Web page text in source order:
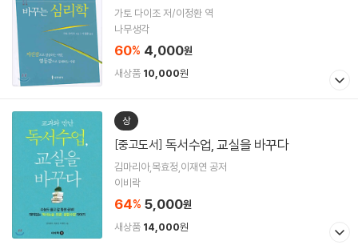
가토 다이조 저/이정환 역
나무생각
60% 4,000원
새상품 10,000원
상
[중고도서] 독서수업, 교실을 바꾸다
김마리아,목효정,이재연 공저
이비락
64% 5,000원
새상품 14,000원